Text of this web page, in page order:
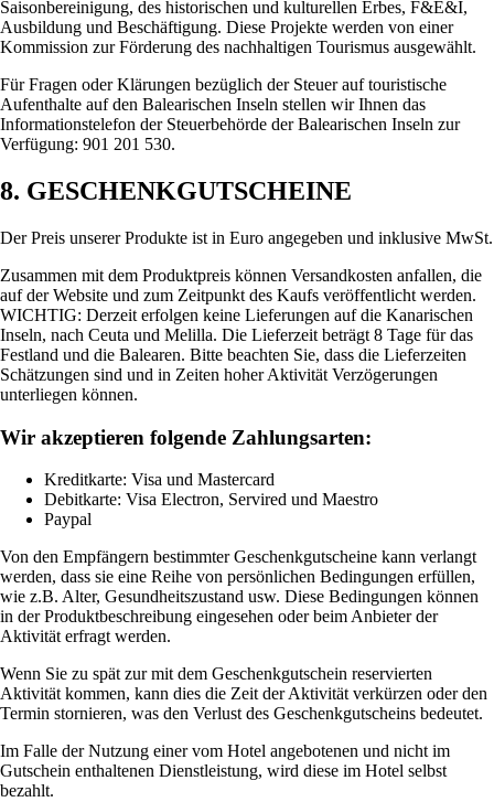
Saisonbereinigung, des historischen und kulturellen Erbes, F&E&I,
Ausbildung und Beschäftigung. Diese Projekte werden von einer
Kommission zur Förderung des nachhaltigen Tourismus ausgewählt.
Für Fragen oder Klärungen bezüglich der Steuer auf touristische
Aufenthalte auf den Balearischen Inseln stellen wir Ihnen das
Informationstelefon der Steuerbehörde der Balearischen Inseln zur
Verfügung: 901 201 530.
8. GESCHENKGUTSCHEINE
Der Preis unserer Produkte ist in Euro angegeben und inklusive MwSt.
Zusammen mit dem Produktpreis können Versandkosten anfallen, die
auf der Website und zum Zeitpunkt des Kaufs veröffentlicht werden.
WICHTIG: Derzeit erfolgen keine Lieferungen auf die Kanarischen
Inseln, nach Ceuta und Melilla. Die Lieferzeit beträgt 8 Tage für das
Festland und die Balearen. Bitte beachten Sie, dass die Lieferzeiten
Schätzungen sind und in Zeiten hoher Aktivität Verzögerungen
unterliegen können.
Wir akzeptieren folgende Zahlungsarten:
Kreditkarte: Visa und Mastercard
Debitkarte: Visa Electron, Servired und Maestro
Paypal
Von den Empfängern bestimmter Geschenkgutscheine kann verlangt
werden, dass sie eine Reihe von persönlichen Bedingungen erfüllen,
wie z.B. Alter, Gesundheitszustand usw. Diese Bedingungen können
in der Produktbeschreibung eingesehen oder beim Anbieter der
Aktivität erfragt werden.
Wenn Sie zu spät zur mit dem Geschenkgutschein reservierten
Aktivität kommen, kann dies die Zeit der Aktivität verkürzen oder den
Termin stornieren, was den Verlust des Geschenkgutscheins bedeutet.
Im Falle der Nutzung einer vom Hotel angebotenen und nicht im
Gutschein enthaltenen Dienstleistung, wird diese im Hotel selbst
bezahlt.